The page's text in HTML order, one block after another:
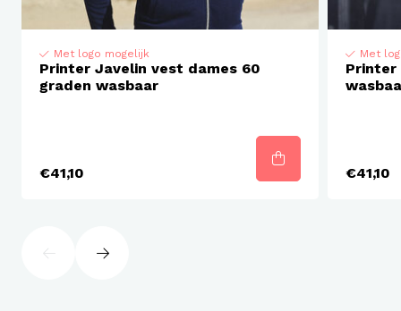
Met logo mogelijk
Printer Javelin vest dames 60
graden wasbaar
€41,10
Met
Printer
€41,10